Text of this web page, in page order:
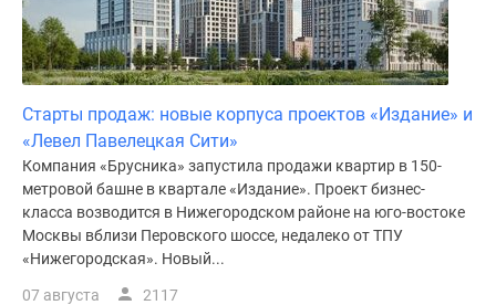
Старты продаж: новые корпуса проектов «Издание» и
«Левел Павелецкая Сити»
Компания «Брусника» запустила продажи квартир в 150-
метровой башне в квартале «Издание». Проект бизнес-
класса возводится в Нижегородском районе на юго-востоке
Москвы вблизи Перовского шоссе, недалеко от ТПУ
«Нижегородская». Новый...
07 августа 2117